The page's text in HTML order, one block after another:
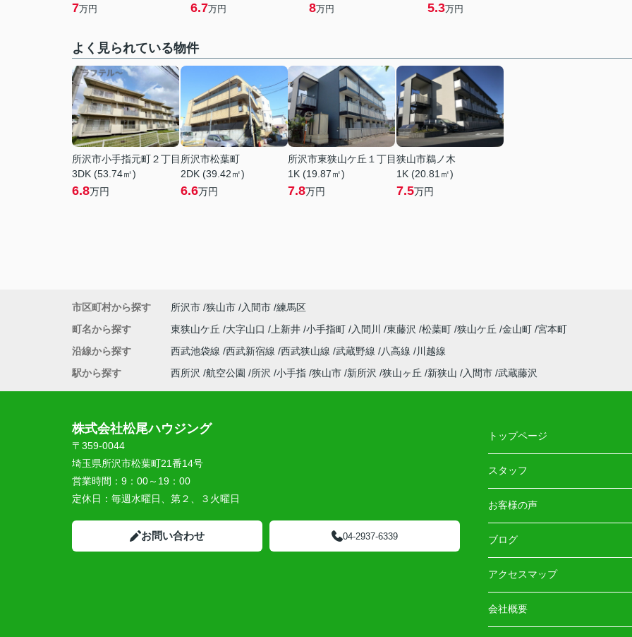
7万円 6.7万円 8万円 5.3万円
よく見られている物件
所沢市小手指元町２丁目
3DK (53.74㎡)
6.8万円
所沢市松葉町
2DK (39.42㎡)
6.6万円
所沢市東狭山ケ丘１丁目
1K (19.87㎡)
7.8万円
狭山市鵜ノ木
1K (20.81㎡)
7.5万円
市区町村から探す 所沢市 狭山市 入間市 練馬区
町名から探す
東狭山ケ丘 大字山口 上新井 小手指町 入間川 東藤沢 松葉町 狭山ケ丘 金山町 宮本町
沿線から探す
西武池袋線 西武新宿線 西武狭山線 武蔵野線 八高線
川越線
駅から探す
西所沢 航空公園 所沢 小手指 狭山市 新所沢 狭山ヶ丘 新狭山 入間市 武蔵藤沢
株式会社松尾ハウジング
〒359-0044
埼玉県所沢市松葉町21番14号
営業時間： 9：00～19：00
定休日： 毎週水曜日、第２、３火曜日
お問い合わせ 04-2937-6339
トップページ
スタッフ
お客様の声
ブログ
アクセスマップ
会社概要